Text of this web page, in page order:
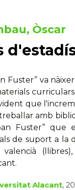
Òscar
Fuster” va
que
amb
Fuster”
de suport a la
Alacant,